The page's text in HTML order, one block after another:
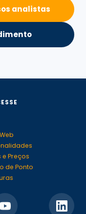
analistas
e Preços
de Ponto